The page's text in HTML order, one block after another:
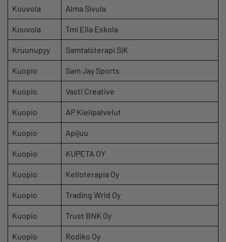
Kouvola Alma Sivula
Kouvola Tmi Ella Eskola
Kruunupyy Samtalsterapi SiK
Kuopio Sam Jay Sports
Kuopio Vasti Creative
Kuopio AP Kielipalvelut
Kuopio Apijuu
Kuopio KUPETA OY
Kuopio Kelloterapia Oy
Kuopio Trading Wrld Oy
Kuopio Trust BNK Oy
Kuopio Rodiko Oy